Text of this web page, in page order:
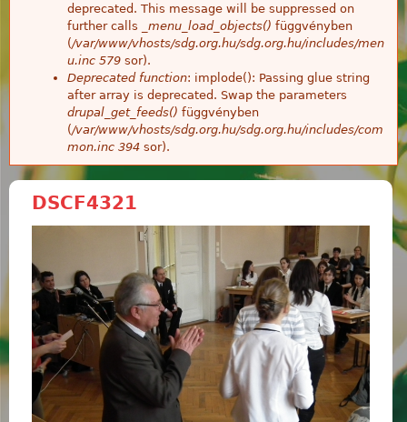
deprecated. This message will be suppressed on
further calls
_menu_load_objects() függvényben
(/var/www/vhosts/sdg.org.hu/sdg.org.hu/includes/men
u.inc 579 sor).
Deprecated function: implode(): Passing glue string
after array is deprecated. Swap the parameters
drupal_get_feeds() függvényben
(/var/www/vhosts/sdg.org.hu/sdg.org.hu/includes/com
mon.inc 394 sor).
DSCF4321